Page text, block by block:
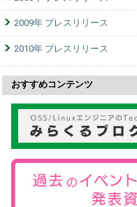
2009年 プレスリリース
2010年 プレスリリース
おすすめコンテンツ